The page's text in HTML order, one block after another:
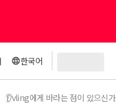
한국어
👂vling에게 바라는 점이 있으신